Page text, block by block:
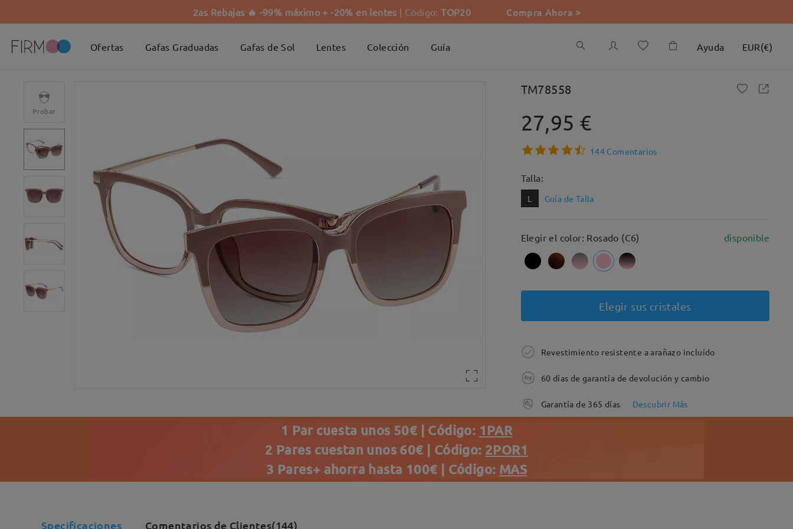
2as Rebajas 🔥 -99% máximo + -20% en lentes | Código:TOP20 Compra Ahora >
Ofertas Gafas Graduadas Gafas de Sol Lentes Colección Guía Ayuda EUR(€)
Probar
TM78558
27,95 €
144 Comentarios
Talla:
L Guía de Talla
Elegir el color: Rosado (C6) disponible
Elegir sus cristales
Revestimiento resistente a arañazo incluído
60 días de garantía de devolución y cambio
Garantía de 365 días Descubrir Más
1 Par cuesta unos 50€ | Código: 1PAR
2 Pares cuestan unos 60€ | Código: 2POR1
3 Pares+ ahorra hasta 100€ | Código: MAS
Specificaciones Comentarios de Clientes(144)